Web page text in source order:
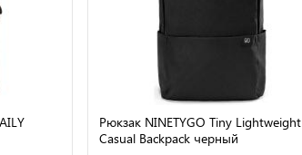
Рюкзак NINETYGO Tiny Lightweight
Casual Backpack черный